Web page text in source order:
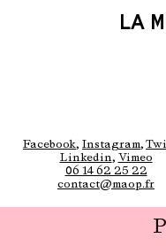
LA
Facebook, Instagram,
Linkedin, Vimeo
06 14 62 25 22
contact@maop.fr